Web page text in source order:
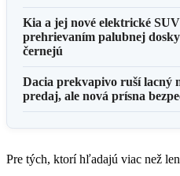
Kia a jej nové elektrické
prehrievaním palubnej
černejú
Dacia prekvapivo ruší lacný
predaj, ale nová prísna
Pre tých, ktorí hľadajú viac než